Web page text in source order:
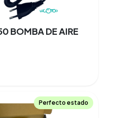
BOMBA DE AIRE
Perfecto estado